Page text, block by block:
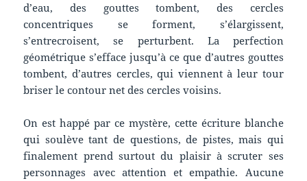
d’eau, des gouttes tombent, des cercles
concentriques se forment, s’élargissent,
s’entrecroisent, se perturbent. La perfection
géométrique s’efface jusqu’à ce que d’autres gouttes
tombent, d’autres cercles, qui viennent à leur tour
briser le contour net des cercles voisins.
On est happé par ce mystère, cette écriture blanche
qui soulève tant de questions, de pistes, mais qui
finalement prend surtout du plaisir à scruter ses
personnages avec attention et empathie. Aucune